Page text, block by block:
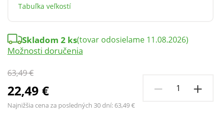
Tabuľka veľkostí
63,49 €
22,49 €
Najnižšia cena za posledných 30 dní: 63,49 €
Skladom 2 ks(tovar odosielame 11.08.2026)
Možnosti doručenia